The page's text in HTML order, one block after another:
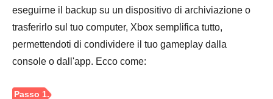
eseguirne il backup su un dispositivo di archiviazione o
trasferirlo sul tuo computer, Xbox semplifica tutto,
permettendoti di condividere il tuo gameplay dalla
console o dall'app. Ecco come: